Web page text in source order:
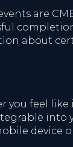
are
about
you feel
into
device